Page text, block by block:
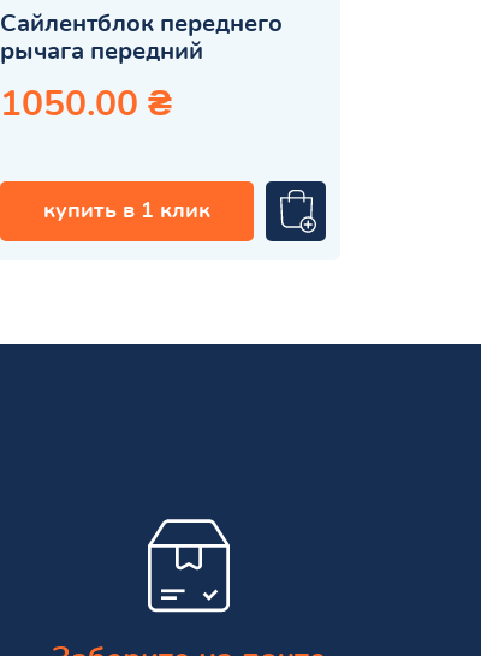
Сайлентблок переднего
рычага передний
1050.00 ₴
купить в 1 клик